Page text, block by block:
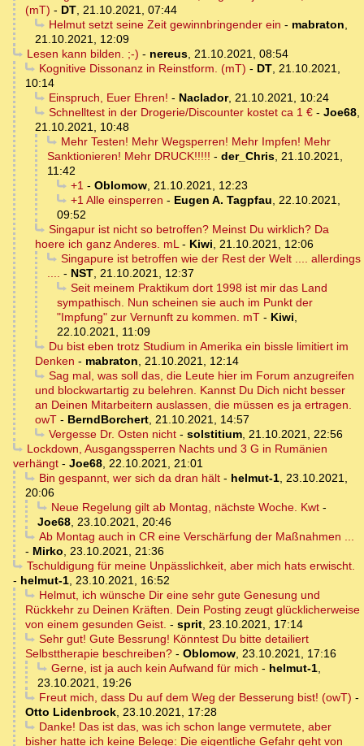
(mT) - DT, 21.10.2021, 07:44
Helmut setzt seine Zeit gewinnbringender ein - mabraton,
21.10.2021, 12:09
Lesen kann bilden. ;-) - nereus, 21.10.2021, 08:54
Kognitive Dissonanz in Reinstform. (mT) - DT, 21.10.2021,
10:14
Einspruch, Euer Ehren! - Naclador, 21.10.2021, 10:24
Schnelltest in der Drogerie/Discounter kostet ca 1 €- Joe68,
21.10.2021, 10:48
Mehr Testen! Mehr Wegsperren! Mehr Impfen! Mehr
Sanktionieren! Mehr DRUCK!!!!! - der_Chris, 21.10.2021,
11:42
+1- Oblomow, 21.10.2021, 12:23
+1 Alle einsperren - Eugen A. Tagpfau, 22.10.2021,
09:52
Singapur ist nicht so betroffen? Meinst Du wirklich? Da
hoere ich ganz Anderes. mL- Kiwi, 21.10.2021, 12:06
Singapure ist betroffen wie der Rest der Welt .... allerdings
.... - NST, 21.10.2021, 12:37
Seit meinem Praktikum dort 1998 ist mir das Land
sympathisch. Nun scheinen sie auch im Punkt der
"Impfung" zur Vernunft zu kommen. mT - Kiwi,
22.10.2021, 11:09
Du bist eben trotz Studium in Amerika ein bissle limitiert im
Denken - mabraton, 21.10.2021, 12:14
Sag mal, was soll das, die Leute hier im Forum anzugreifen
und blockwartartig zu belehren. Kannst Du Dich nicht besser
an Deinen Mitarbeitern auslassen, die müssen es ja ertragen.
owT - BerndBorchert, 21.10.2021, 14:57
Vergesse Dr. Osten nicht- solstitium, 21.10.2021, 22:56
Lockdown, Ausgangssperren Nachts und 3 G in Rumänien
verhängt - Joe68, 22.10.2021, 21:01
Bin gespannt, wer sich da dran hält- helmut-1, 23.10.2021,
20:06
Neue Regelung gilt ab Montag, nächste Woche. Kwt-
Joe68, 23.10.2021, 20:46
Ab Montag auch in CR eine Verschärfung der Maßnahmen ...
- Mirko, 23.10.2021, 21:36
Tschuldigung für meine Unpässlichkeit, aber mich hats erwischt.
- helmut-1, 23.10.2021, 16:52
Helmut, ich wünsche Dir eine sehr gute Genesung und
Rückkehr zu Deinen Kräften. Dein Posting zeugt glücklicherweise
von einem gesunden Geist. - sprit, 23.10.2021, 17:14
Sehr gut! Gute Bessrung! Könntest Du bitte detailiert
Selbsttherapie beschreiben? - Oblomow, 23.10.2021, 17:16
Gerne, ist ja auch kein Aufwand für mich - helmut-1,
23.10.2021, 19:26
Freut mich, dass Du auf dem Weg der Besserung bist! (owT) -
Otto Lidenbrock, 23.10.2021, 17:28
Danke! Das ist das, was ich schon lange vermutete, aber
bisher hatte ich keine Belege: Die eigentliche Gefahr geht von